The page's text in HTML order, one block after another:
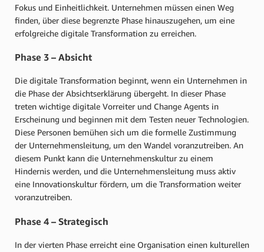
Fokus und Einheitlichkeit. Unternehmen müssen einen Weg
finden, über diese begrenzte Phase hinauszugehen, um eine
erfolgreiche digitale Transformation zu erreichen.
Phase 3 – Absicht
Die digitale Transformation beginnt, wenn ein Unternehmen in
die Phase der Absichtserklärung übergeht. In dieser Phase
treten wichtige digitale Vorreiter und Change Agents in
Erscheinung und beginnen mit dem Testen neuer Technologien.
Diese Personen bemühen sich um die formelle Zustimmung
der Unternehmensleitung, um den Wandel voranzutreiben. An
diesem Punkt kann die Unternehmenskultur zu einem
Hindernis werden, und die Unternehmensleitung muss aktiv
eine Innovationskultur fördern, um die Transformation weiter
voranzutreiben.
Phase 4 – Strategisch
In der vierten Phase erreicht eine Organisation einen kulturellen